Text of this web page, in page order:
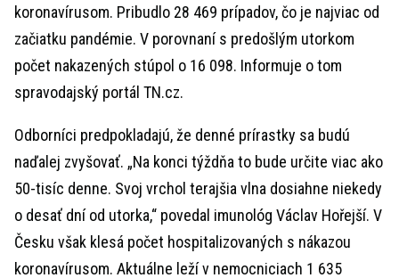
koronavírusom. Pribudlo 28 469 prípadov, čo je najviac od
začiatku pandémie. V porovnaní s predošlým utorkom
počet nakazených stúpol o 16 098. Informuje o tom
spravodajský portál TN.cz.
Odborníci predpokladajú, že denné prírastky sa budú
naďalej zvyšovať. „Na konci týždňa to bude určite viac ako
50-tisíc denne. Svoj vrchol terajšia vlna dosiahne niekedy
o desať dní od utorka,“ povedal imunológ Václav Hořejší. V
Česku však klesá počet hospitalizovaných s nákazou
koronavírusom. Aktuálne leží v nemocniciach 1 635